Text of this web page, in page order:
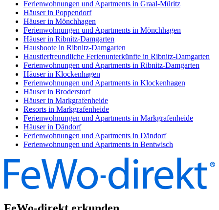
Ferienwohnungen und Apartments in Graal-Müritz
Häuser in Poppendorf
Häuser in Mönchhagen
Ferienwohnungen und Apartments in Mönchhagen
Häuser in Ribnitz-Damgarten
Hausboote in Ribnitz-Damgarten
Haustierfreundliche Ferienunterkünfte in Ribnitz-Damgarten
Ferienwohnungen und Apartments in Ribnitz-Damgarten
Häuser in Klockenhagen
Ferienwohnungen und Apartments in Klockenhagen
Häuser in Broderstorf
Häuser in Markgrafenheide
Resorts in Markgrafenheide
Ferienwohnungen und Apartments in Markgrafenheide
Häuser in Dändorf
Ferienwohnungen und Apartments in Dändorf
Ferienwohnungen und Apartments in Bentwisch